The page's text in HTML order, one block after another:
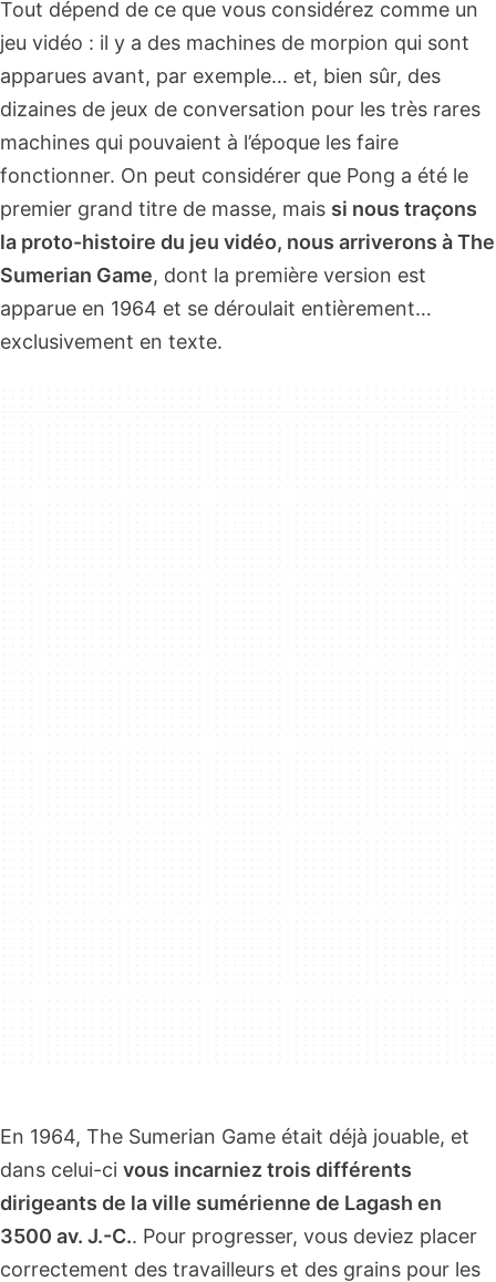
Tout dépend de ce que vous considérez comme un
jeu vidéo : il y a des machines de morpion qui sont
apparues avant, par exemple… et, bien sûr, des
dizaines de jeux de conversation pour les très rares
machines qui pouvaient à l’époque les faire
fonctionner. On peut considérer que Pong a été le
premier grand titre de masse, mais si nous traçons
la proto-histoire du jeu vidéo, nous arriverons à The
Sumerian Game, dont la première version est
apparue en 1964 et se déroulait entièrement…
exclusivement en texte.
En 1964, The Sumerian Game était déjà jouable, et
dans celui-ci vous incarniez trois différents
dirigeants de la ville sumérienne de Lagash en
3500 av. J.-C.. Pour progresser, vous deviez placer
correctement des travailleurs et des grains pour les